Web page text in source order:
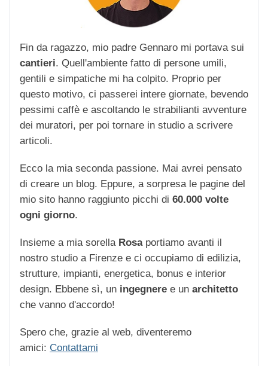
Fin da ragazzo, mio padre Gennaro mi portava sui
cantieri. Quell'ambiente fatto di persone umili,
gentili e simpatiche mi ha colpito. Proprio per
questo motivo, ci passerei intere giornate, bevendo
pessimi caffè e ascoltando le strabilianti avventure
dei muratori, per poi tornare in studio a scrivere
articoli.
Ecco la mia seconda passione. Mai avrei pensato
di creare un blog. Eppure, a sorpresa le pagine del
mio sito hanno raggiunto picchi di 60.000 volte
ogni giorno.
Insieme a mia sorella Rosaportiamo avanti il
nostro studio a Firenze e ci occupiamo di edilizia,
strutture, impianti, energetica, bonus e interior
design. Ebbene sì, un ingegnere e un architetto
che vanno d'accordo!
Spero che, grazie al web, diventeremo
amici: Contattami